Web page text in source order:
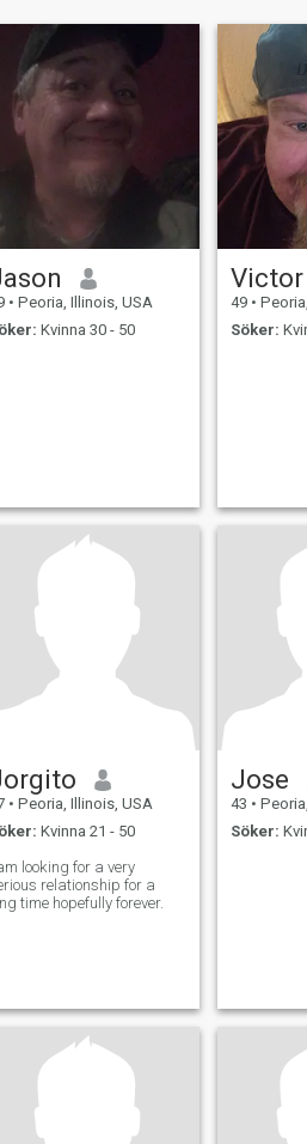
• Peoria, Illinois, USA
Kvinna 30 - 50
Victor
49 •
Söker:
• Peoria, Illinois, USA
Kvinna 21 - 50
looking for a very
relationship for a
time hopefully forever.
Jose
43 •
Söker: